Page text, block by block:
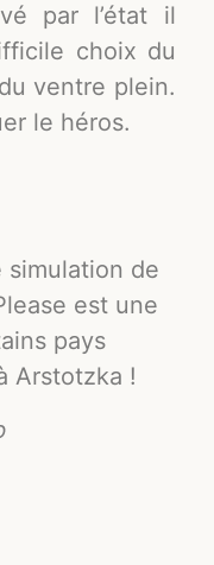
par l’état il
choix du
ventre plein.
le héros.
simulation de
est une
pays
Arstotzka !